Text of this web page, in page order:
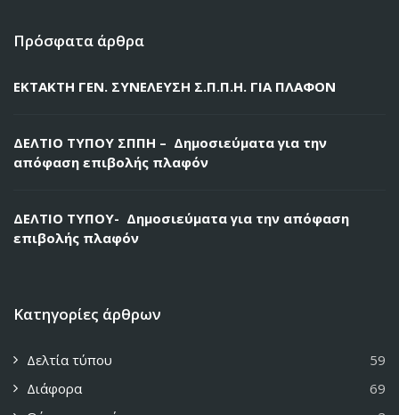
Πρόσφατα άρθρα
ΕΚΤΑΚΤΗ ΓΕΝ. ΣΥΝΕΛΕΥΣΗ Σ.Π.Π.Η. ΓΙΑ ΠΛΑΦΟΝ
ΔΕΛΤΙΟ ΤΥΠΟΥ ΣΠΠΗ – Δημοσιεύματα για την
απόφαση επιβολής πλαφόν
ΔΕΛΤΙΟ ΤΥΠΟΥ- Δημοσιεύματα για την απόφαση
επιβολής πλαφόν
Κατηγορίες άρθρων
Δελτία τύπου
59
Διάφορα
69